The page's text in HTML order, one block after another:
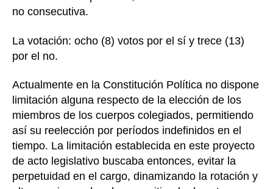
no consecutiva.
La votación: ocho (8) votos por el sí y trece (13)
por el no.
Actualmente en la Constitución Política no dispone
limitación alguna respecto de la elección de los
miembros de los cuerpos colegiados, permitiendo
así su reelección por períodos indefinidos en el
tiempo. La limitación establecida en este proyecto
de acto legislativo buscaba entonces, evitar la
perpetuidad en el cargo, dinamizando la rotación y